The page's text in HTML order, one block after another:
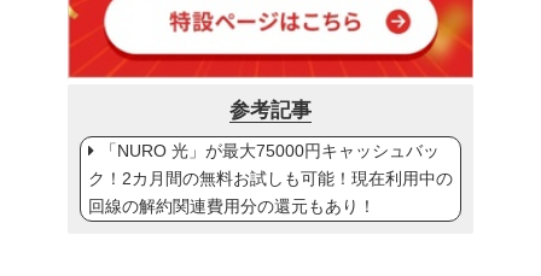
参考記事
「NURO 光」が最大75000円キャッシュバッ
ク！2カ月間の無料お試しも可能！現在利用中の
回線の解約関連費用分の還元もあり！